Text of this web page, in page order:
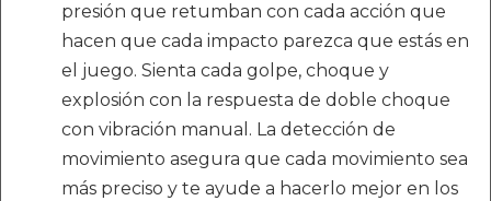
presión que retumban con cada acción que
hacen que cada impacto parezca que estás en
el juego. Sienta cada golpe, choque y
explosión con la respuesta de doble choque
con vibración manual. La detección de
movimiento asegura que cada movimiento sea
más preciso y te ayude a hacerlo mejor en los